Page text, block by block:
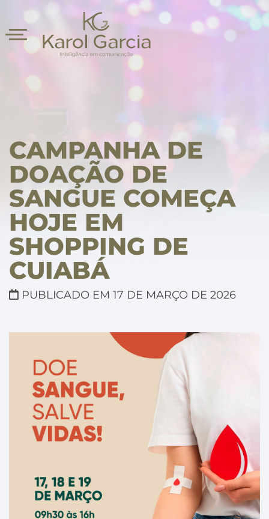
CAMPANHA DE
DOAÇÃO DE
SANGUE COMEÇA
HOJE EM
SHOPPING DE
CUIABÁ
PUBLICADO EM 17 DE MARÇO DE 2026